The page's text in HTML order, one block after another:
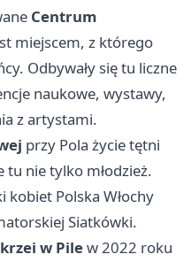
Centrum
miejscem, z którego
Odbywały się tu liczne
naukowe, wystawy,
z artystami.
przy Pola życie tętni
tu nie tylko młodzież.
kobiet Polska Włochy
Siatkówki.
w Pilew 2022 roku